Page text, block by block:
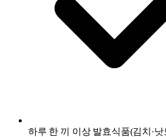
하루 한 끼 이상 발효식품(김치·낫